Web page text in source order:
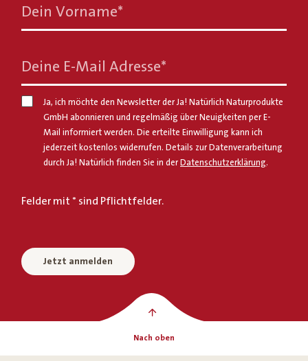
Dein Vorname*
Deine E-Mail Adresse*
Ja, ich möchte den Newsletter der Ja! Natürlich Naturprodukte
GmbH abonnieren und regelmäßig über Neuigkeiten per E-
Mail informiert werden. Die erteilte Einwilligung kann ich
jederzeit kostenlos widerrufen. Details zur Datenverarbeitung
durch Ja! Natürlich finden Sie in der Datenschutzerklärung.
Felder mit * sind Pflichtfelder.
Jetzt anmelden
Nach oben